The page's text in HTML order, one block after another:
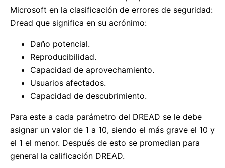
Microsoft en la clasificación de errores de seguridad:
Dread que significa en su acrónimo:
Daño potencial.
Reproducibilidad.
Capacidad de aprovechamiento.
Usuarios afectados.
Capacidad de descubrimiento.
Para este a cada parámetro del DREAD se le debe
asignar un valor de 1 a 10, siendo el más grave el 10 y
el 1 el menor. Después de esto se promedian para
general la calificación DREAD.